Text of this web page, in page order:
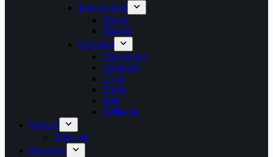
Јонски брег
Парга
Врахос
Острови
Амулиани
Скијатос
Тасос
Евија
Крф
Лефкада
Египет
Хургада
Шпанија